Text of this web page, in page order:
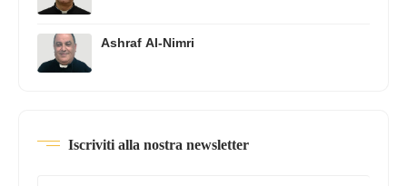
Ashraf Al-Nimri
Iscriviti alla nostra newsletter